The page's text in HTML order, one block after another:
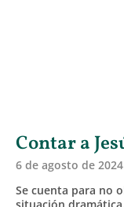
Contar a
6 de agosto de 2024
Se cuenta para no